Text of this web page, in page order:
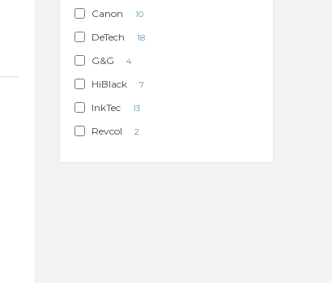
Canon 10
DeTech 18
G&G 4
HiBlack 7
InkTec 13
Revcol 2